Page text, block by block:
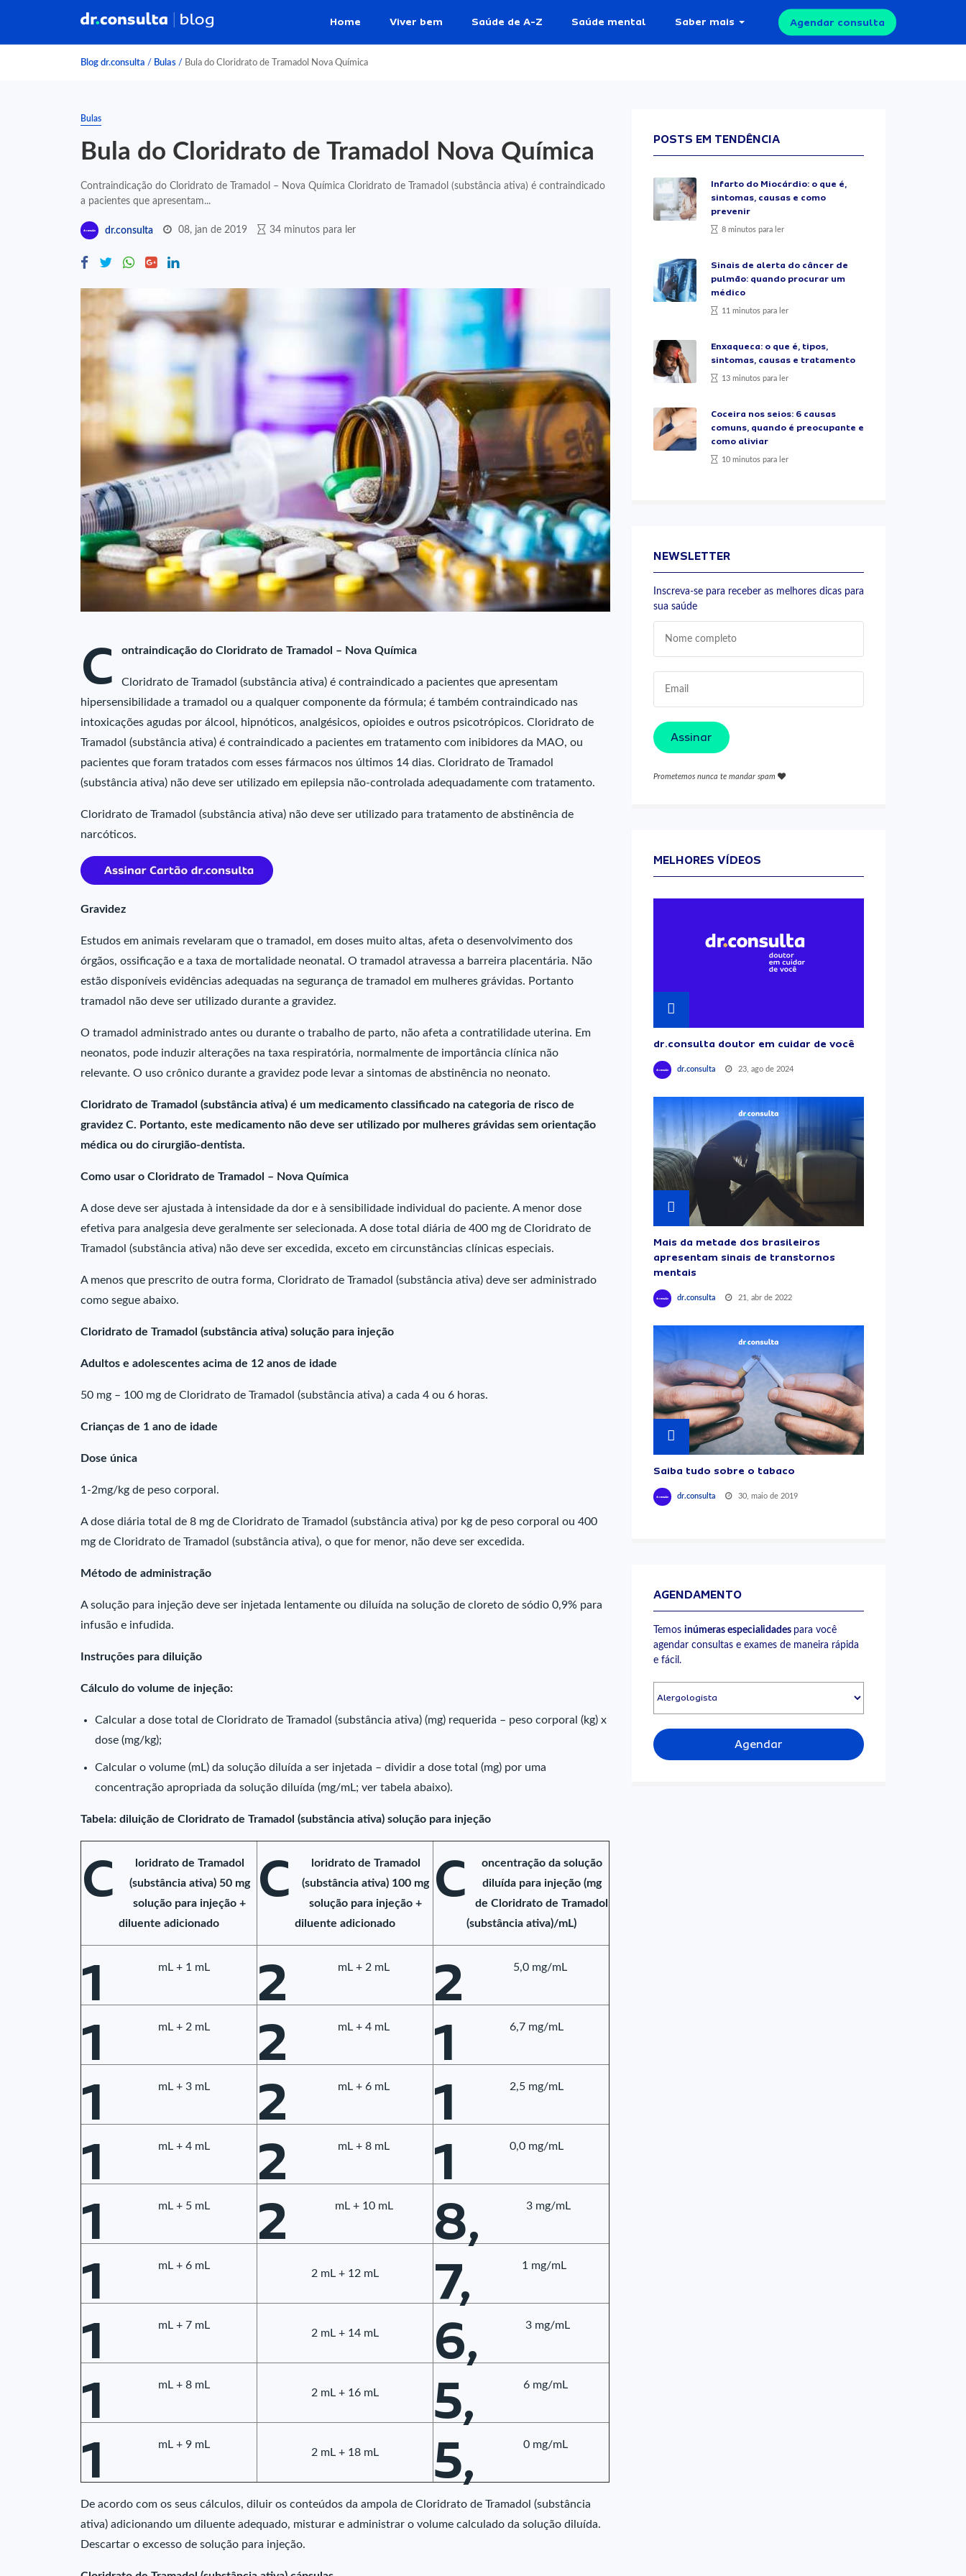
Home Viver bem Saúde de A-Z Saúde mental Saber mais Agendar consulta
Blog dr.consulta / Bulas / Bula do Cloridrato de Tramadol Nova Química
Bulas
Bula do Cloridrato de Tramadol Nova Química
Contraindicação do Cloridrato de Tramadol – Nova Química Cloridrato de Tramadol (substância ativa) é contraindicado
a pacientes que apresentam...
dr.consulta 08, jan de 2019 34 minutos para ler
C ontraindicação do Cloridrato de Tramadol – Nova Química
Cloridrato de Tramadol (substância ativa) é contraindicado a pacientes que apresentam
hipersensibilidade a tramadol ou a qualquer componente da fórmula; é também contraindicado nas
intoxicações agudas por álcool, hipnóticos, analgésicos, opioides e outros psicotrópicos. Cloridrato de
Tramadol (substância ativa) é contraindicado a pacientes em tratamento com inibidores da MAO, ou
pacientes que foram tratados com esses fármacos nos últimos 14 dias. Cloridrato de Tramadol
(substância ativa) não deve ser utilizado em epilepsia não-controlada adequadamente com tratamento.
Cloridrato de Tramadol (substância ativa) não deve ser utilizado para tratamento de abstinência de
narcóticos.
Gravidez
Estudos em animais revelaram que o tramadol, em doses muito altas, afeta o desenvolvimento dos
órgãos, ossificação e a taxa de mortalidade neonatal. O tramadol atravessa a barreira placentária. Não
estão disponíveis evidências adequadas na segurança de tramadol em mulheres grávidas. Portanto
tramadol não deve ser utilizado durante a gravidez.
O tramadol administrado antes ou durante o trabalho de parto, não afeta a contratilidade uterina. Em
neonatos, pode induzir alterações na taxa respiratória, normalmente de importância clínica não
relevante. O uso crônico durante a gravidez pode levar a sintomas de abstinência no neonato.
Cloridrato de Tramadol (substância ativa) é um medicamento classificado na categoria de risco de
gravidez C. Portanto, este medicamento não deve ser utilizado por mulheres grávidas sem orientação
médica ou do cirurgião-dentista.
Como usar o Cloridrato de Tramadol – Nova Química
A dose deve ser ajustada à intensidade da dor e à sensibilidade individual do paciente. A menor dose
efetiva para analgesia deve geralmente ser selecionada. A dose total diária de 400 mg de Cloridrato de
Tramadol (substância ativa) não deve ser excedida, exceto em circunstâncias clínicas especiais.
A menos que prescrito de outra forma, Cloridrato de Tramadol (substância ativa) deve ser administrado
como segue abaixo.
Cloridrato de Tramadol (substância ativa) solução para injeção
Adultos e adolescentes acima de 12 anos de idade
50 mg – 100 mg de Cloridrato de Tramadol (substância ativa) a cada 4 ou 6 horas.
Crianças de 1 ano de idade
Dose única
1-2mg/kg de peso corporal.
A dose diária total de 8 mg de Cloridrato de Tramadol (substância ativa) por kg de peso corporal ou 400
mg de Cloridrato de Tramadol (substância ativa), o que for menor, não deve ser excedida.
Método de administração
A solução para injeção deve ser injetada lentamente ou diluída na solução de cloreto de sódio 0,9% para
infusão e infudida.
Instruções para diluição
Cálculo do volume de injeção:
Calcular a dose total de Cloridrato de Tramadol (substância ativa) (mg) requerida – peso corporal (kg) x
dose (mg/kg);
Calcular o volume (mL) da solução diluída a ser injetada – dividir a dose total (mg) por uma
concentração apropriada da solução diluída (mg/mL; ver tabela abaixo).
Tabela: diluição de Cloridrato de Tramadol (substância ativa) solução para injeção
C
loridrato de Tramadol
(substância ativa) 50 mg
solução para injeção +
diluente adicionado
C
loridrato de Tramadol
(substância ativa) 100 mg
solução para injeção +
diluente adicionado
C
oncentração da solução
diluída para injeção (mg
de Cloridrato de Tramadol
(substância ativa)/mL)
1 mL + 1 mL 2 mL + 2 mL 2 5,0 mg/mL
1 mL + 2 mL 2 mL + 4 mL 1 6,7 mg/mL
1 mL + 3 mL 2 mL + 6 mL 1 2,5 mg/mL
1 mL + 4 mL 2 mL + 8 mL 1 0,0 mg/mL
1 mL + 5 mL 2 mL + 10 mL 8, 3 mg/mL
1 mL + 6 mL
2 mL + 12 mL 7, 1 mg/mL
1 mL + 7 mL
2 mL + 14 mL 6, 3 mg/mL
1 mL + 8 mL
2 mL + 16 mL 5, 6 mg/mL
1 mL + 9 mL
2 mL + 18 mL 5, 0 mg/mL
De acordo com os seus cálculos, diluir os conteúdos da ampola de Cloridrato de Tramadol (substância
ativa) adicionando um diluente adequado, misturar e administrar o volume calculado da solução diluída.
Descartar o excesso de solução para injeção.
POSTS EM TENDÊNCIA
Infarto do Miocárdio: o que é,
sintomas, causas e como
prevenir
8 minutos para ler
Sinais de alerta do câncer de
pulmão: quando procurar um
médico
11 minutos para ler
Enxaqueca: o que é, tipos,
sintomas, causas e tratamento
13 minutos para ler
Coceira nos seios: 6 causas
comuns, quando é preocupante e
como aliviar
10 minutos para ler
NEWSLETTER
Inscreva-se para receber as melhores dicas para
sua saúde
Assinar
Prometemos nunca te mandar spam
MELHORES VÍDEOS
dr.consulta doutor em cuidar de você
dr.consulta 23, ago de 2024
Mais da metade dos brasileiros
apresentam sinais de transtornos
mentais
dr.consulta 21, abr de 2022
Saiba tudo sobre o tabaco
dr.consulta 30, maio de 2019
AGENDAMENTO
Temos inúmeras especialidades para você
agendar consultas e exames de maneira rápida
e fácil.
Agendar